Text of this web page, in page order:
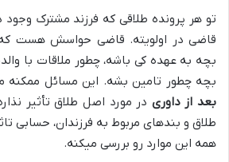
تو هر پرونده طلاقی که فرزند مشترک وجود
قاضی در اولویته. قاضی حواسش هست
بچه به عهده کی باشه، چطور ملاقات با
بچه چطور تامین بشه. این مسائل ممکنه
بعد از داوری در مورد اصل طلاق تأثیر
طلاق و بندهای مربوط به فرزندان، حسابی
همه این موارد رو بررسی میکنه.